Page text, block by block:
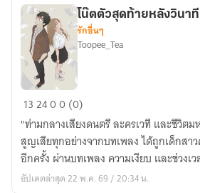
โน๊ต
ตัว
สุดท้าย
หลัง
วินาที
ที่
โน๊ตตัวสุดท้ายหลังวินา
รักอื่นๆ
Toopee_Tea
132400 (0)
"ท่ามกลางเสียงดนตรี ละครเวที และชีวิต
สูญเสียทุกอย่างจากบทเพลง ได้ถูกเด็กสา
อีกครั้ง ผ่านบทเพลง ความเงียบ และช่วงเ
อัปเดตล่าสุด 22 พ.ค. 69 / 20:34 น.